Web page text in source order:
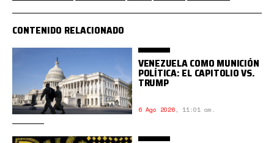
CONTENIDO RELACIONADO
VENEZUELA COMO MUNICIÓN
POLÍTICA: EL CAPITOLIO VS.
TRUMP
6 Ago 2026, 11:01 am.